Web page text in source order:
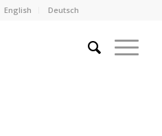
English Deutsch